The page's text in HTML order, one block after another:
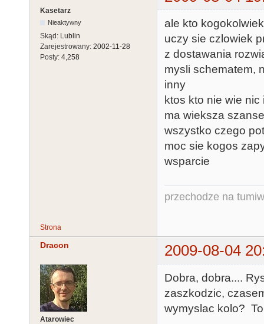
Kasetarz
Nieaktywny
Skąd: Lublin
Zarejestrowany: 2002-11-28
Posty: 4,258
ale kto
uczy sie czlowiek
z dostawania
mysli schematem,
inny
ktos kto nie wie
ma wieksza
wszystko czego
moc sie kogos
wsparcie
przechodze na
Strona
Dracon 2009-08-04
Atarowiec
Dobra, dobra....
zaszkodzic,
wymyslac kolo?